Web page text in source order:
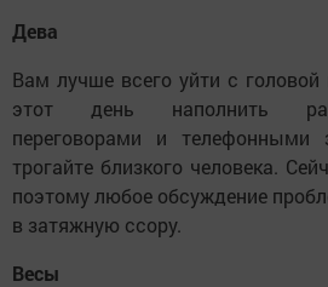
Дева
Вам лучше всего уйти с головой
этот день наполнить
переговорами и телефонными
трогайте близкого человека.
поэтому любое обсуждение
в затяжную ссору.
Весы